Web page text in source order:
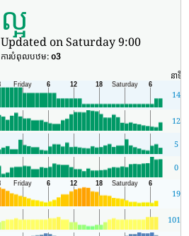
ល្អ
Updated on Saturday 9:00
ការបំពុលបឋម:o3
នាទី
14
12
5
0
19
1013